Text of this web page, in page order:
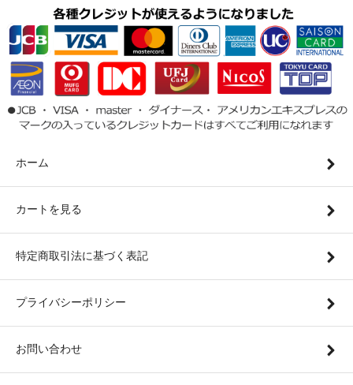
ホーム
カートを見る
特定商取引法に基づく表記
プライバシーポリシー
お問い合わせ